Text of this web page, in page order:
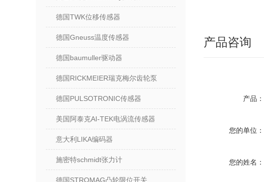
德国TWK位移传感器
德国Gneuss温度传感器
德国baumuller驱动器
德国RICKMEIER瑞克梅尔齿轮泵
德国PULSOTRONIC传感器
美国阿泰克AI-TEK电涡流传感器
意大利LIKA编码器
施密特schmidt张力计
德国STROMAG凸轮限位开关
产品咨询
产品：
您的单位：
您的姓名：